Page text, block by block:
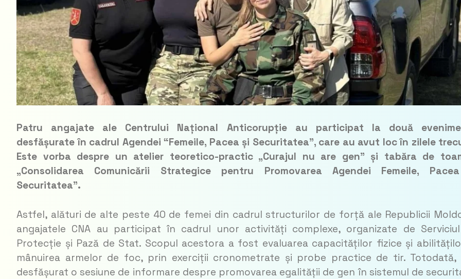
Patru angajate ale Centrului Național Anticorupție au participat la două
desfășurate în cadrul Agendei “Femeile, Pacea și Securitatea”, care au avut loc în zilele
Este vorba despre un atelier teoretico-practic „Curajul nu are gen” și tabăra de
„Consolidarea Comunicării Strategice pentru Promovarea Agendei Femeile,
Securitatea”.
Astfel, alături de alte peste 40 de femei din cadrul structurilor de forță ale Republicii
angajatele CNA au participat în cadrul unor activități complexe, organizate de
Protecție și Pază de Stat. Scopul acestora a fost evaluarea capacităților fizice și
mânuirea armelor de foc, prin exerciții cronometrate și probe practice de tir. Totodată,
desfășurat o sesiune de informare despre promovarea egalității de gen în sistemul de